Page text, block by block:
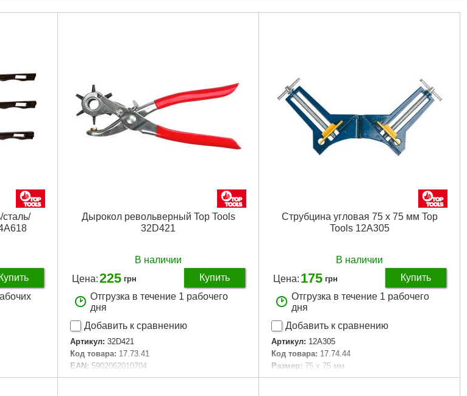
Купить
Дырокол револьверный Top Tools
32D421
В наличии
Цена:225 грн
Купить
Отгрузка в течение 1 рабочего
дня
Добавить к сравнению
Артикул: 32D421
Код товара: 17.73.41
EAN: 5902062010704
Тип шарнирно-губцевого инструмента: для
Струбцина угловая 75 x 75 мм Top
Tools 12A305
В наличии
Цена: 175 грн
Купить
Отгрузка в течение 1 рабочего
дня
Добавить к сравнению
Артикул: 12A305
Код товара: 17.74.44
Размер: 75 х 75 мм
Габариты упаковки: 210x100x25 мм